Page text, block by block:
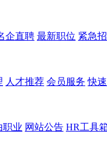
企直聘 最新职位 紧急
人才推荐 会员服务 快
职业 网站公告 HR工具